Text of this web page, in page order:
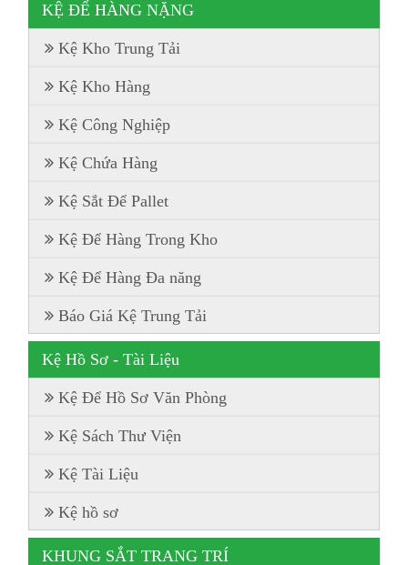
KỆ ĐỂ HÀNG NẶNG
Kệ Kho Trung Tải
Kệ Kho Hàng
Kệ Công Nghiệp
Kệ Chứa Hàng
Kệ Sắt Để Pallet
Kệ Để Hàng Trong Kho
Kệ Để Hàng Đa năng
Báo Giá Kệ Trung Tải
Kệ Hồ Sơ - Tài Liệu
Kệ Để Hồ Sơ Văn Phòng
Kệ Sách Thư Viện
Kệ Tài Liệu
Kệ hồ sơ
KHUNG SẮT TRANG TRÍ